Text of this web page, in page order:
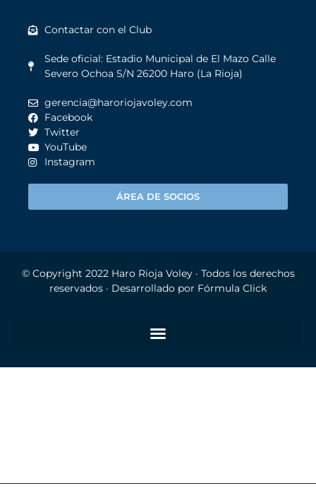
Contactar con el Club
Sede oficial: Estadio Municipal de El Mazo Calle
Severo Ochoa S/N 26200 Haro (La Rioja)
gerencia@haroriojavoley.com
Facebook
Twitter
YouTube
Instagram
ÁREA DE SOCIOS
© Copyright 2022 Haro Rioja Voley· Todos los derechos
reservados · Desarrollado por Fórmula Click